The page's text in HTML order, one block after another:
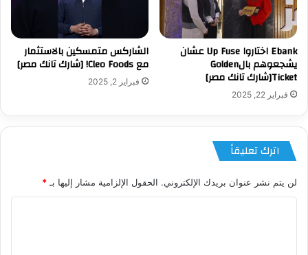
‏Ebank اختاروا Up Fuse عشان
يشجعوهم بالGolden
Ticket[شارك تانك مصر]
فبراير 22, 2025
الشاركس متمسكين بالاستثمار
مع Cleo Foods! [شارك تانك مصر]
فبراير 2, 2025
اترك تعليقاً
لن يتم نشر عنوان بريدك الإلكتروني. الحقول الإلزامية مشار إليها بـ *